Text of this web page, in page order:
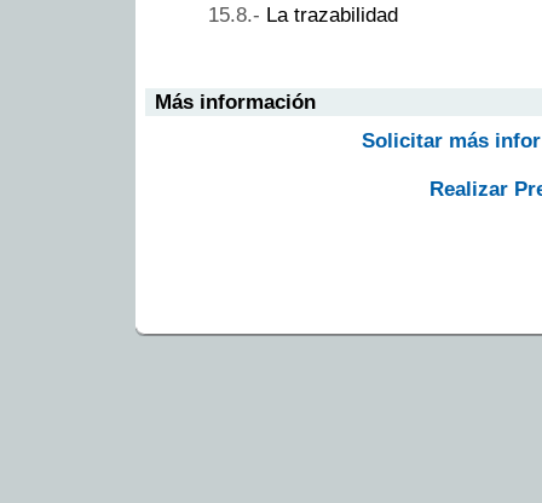
La trazabilidad
Más información
Solicitar más
Realizar